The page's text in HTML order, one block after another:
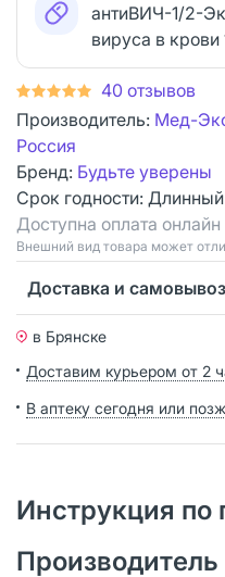
антиВИЧ-1/2-
вируса в крови
40 отзывов
Производитель: Мед-
Россия
Бренд: Будьте уверены
Срок годности:
Доступна оплата онлайн
Bнешний вид товара может
Доставка и самовывоз
в Брянске
Доставим курьером от 2
В аптеку сегодня или
Инструкция
Производитель